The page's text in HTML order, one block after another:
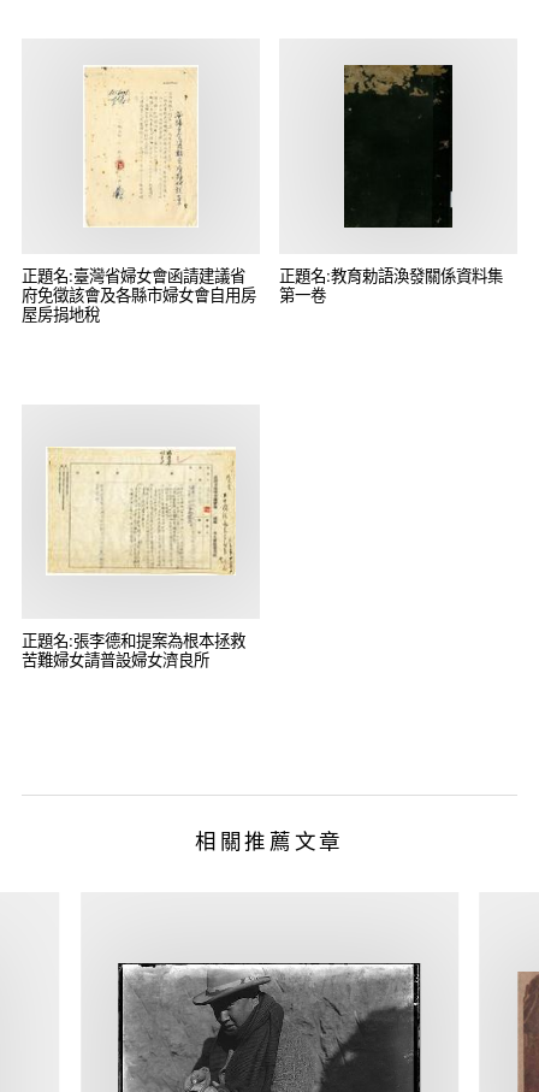
正題名:臺灣省婦女會函請建議省
府免徵該會及各縣市婦女會自用房
屋房捐地稅
正題名:教育勅語渙發關係資料集
第一卷
正題名:張李德和提案為根本拯救
苦難婦女請普設婦女濟良所
相關推薦文章